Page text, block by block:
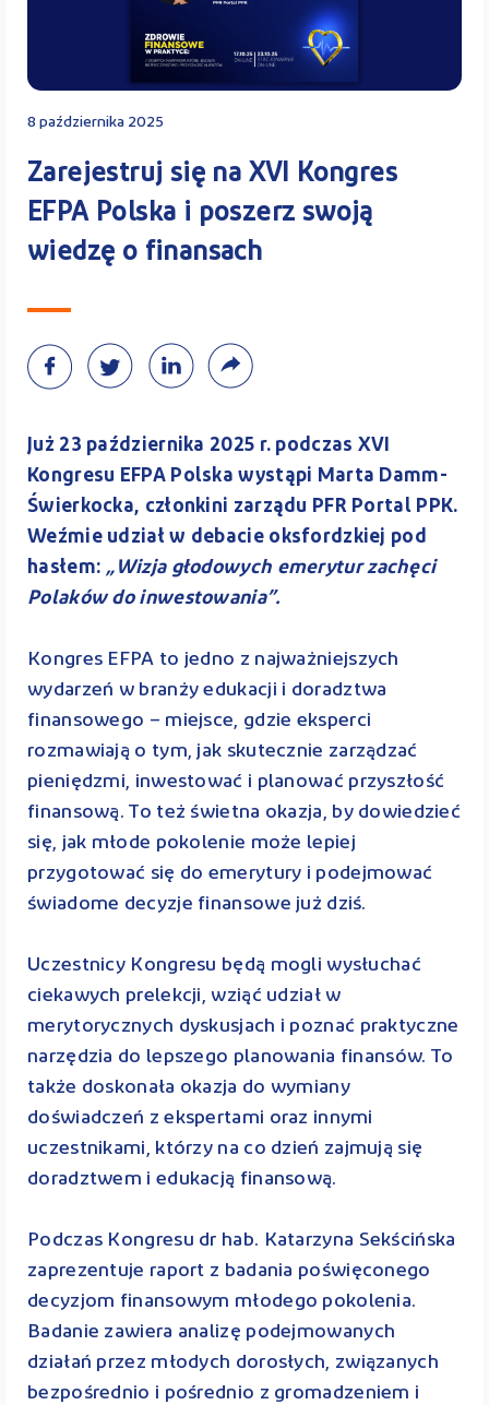
8 października 2025
Zarejestruj się na XVI Kongres
EFPA Polska i poszerz swoją
wiedzę o finansach
Już 23 października 2025 r. podczas XVI
Kongresu EFPA Polska wystąpi Marta Damm-
Świerkocka, członkini zarządu PFR Portal PPK.
Weźmie udział w debacie oksfordzkiej pod
hasłem:„Wizja głodowych emerytur zachęci
Polaków do inwestowania”.
Kongres EFPA to jedno z najważniejszych
wydarzeń w branży edukacji i doradztwa
finansowego – miejsce, gdzie eksperci
rozmawiają o tym, jak skutecznie zarządzać
pieniędzmi, inwestować i planować przyszłość
finansową. To też świetna okazja, by dowiedzieć
się, jak młode pokolenie może lepiej
przygotować się do emerytury i podejmować
świadome decyzje finansowe już dziś.
Uczestnicy Kongresu będą mogli wysłuchać
ciekawych prelekcji, wziąć udział w
merytorycznych dyskusjach i poznać praktyczne
narzędzia do lepszego planowania finansów. To
także doskonała okazja do wymiany
doświadczeń z ekspertami oraz innymi
uczestnikami, którzy na co dzień zajmują się
doradztwem i edukacją finansową.
Podczas Kongresu dr hab. Katarzyna Sekścińska
zaprezentuje raport z badania poświęconego
decyzjom finansowym młodego pokolenia.
Badanie zawiera analizę podejmowanych
działań przez młodych dorosłych, związanych
bezpośrednio i pośrednio z gromadzeniem i